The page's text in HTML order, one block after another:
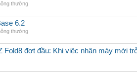
thường
6.2
thường
Fold8 đợt đầu: Khi việc nhận máy mới